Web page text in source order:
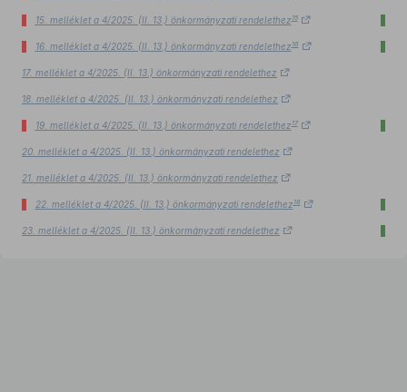
15. melléklet a 4/2025. (II. 13.) önkormányzati rendelethez15
16. melléklet a 4/2025. (II. 13.) önkormányzati rendelethez16
17. melléklet a 4/2025. (II. 13.) önkormányzati rendelethez
18. melléklet a 4/2025. (II. 13.) önkormányzati rendelethez
19. melléklet a 4/2025. (II. 13.) önkormányzati rendelethez17
20. melléklet a 4/2025. (II. 13.) önkormányzati rendelethez
21. melléklet a 4/2025. (II. 13.) önkormányzati rendelethez
22. melléklet a 4/2025. (II. 13.) önkormányzati rendelethez18
23. melléklet a 4/2025. (II. 13.) önkormányzati rendelethez